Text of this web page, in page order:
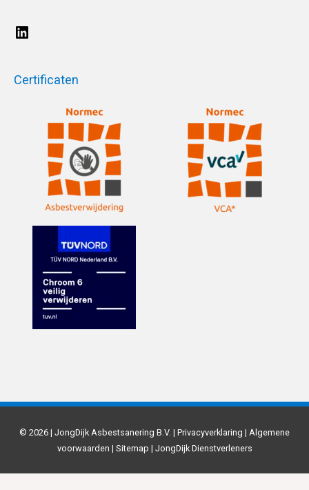
Certificaten
© 2026 | JongDijk Asbestsanering B.V. | Privacyverklaring | Algemene
voorwaarden | Sitemap | JongDijk Dienstverleners